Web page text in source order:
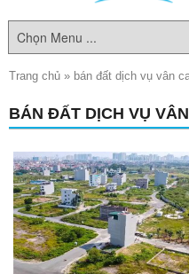
Trang chủ » bán đất dịch vụ vân
BÁN ĐẤT DỊCH VỤ